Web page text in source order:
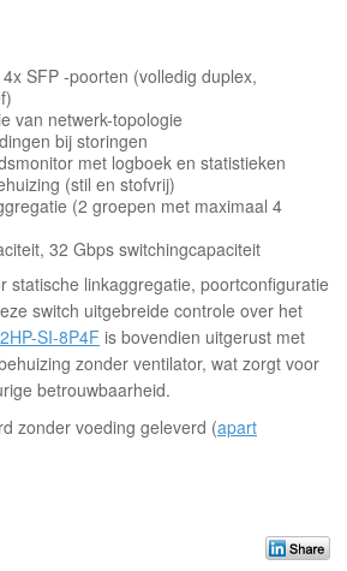
SFP -poorten (volledig duplex,
van netwerk-topologie
bij storingen
met logboek en statistieken
(stil en stofvrij)
(2 groepen met maximaal 4
32 Gbps switchingcapaciteit
statische linkaggregatie, poortconfiguratie
switch uitgebreide controle over het
SI-8P4F is bovendien uitgerust met
zonder ventilator, wat zorgt voor
betrouwbaarheid.
zonder voeding geleverd (apart